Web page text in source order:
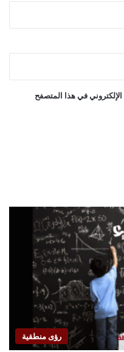
في هذا المتصفح
رؤى منطقية